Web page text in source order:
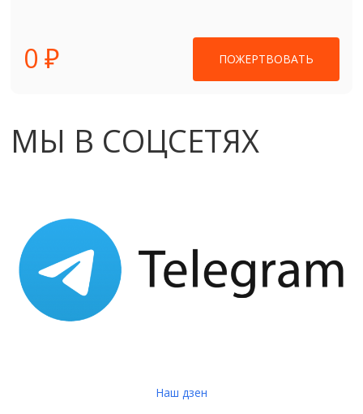
0 ₽ ПОЖЕРТВОВАТЬ
МЫ В СОЦСЕТЯХ
Наш дзен